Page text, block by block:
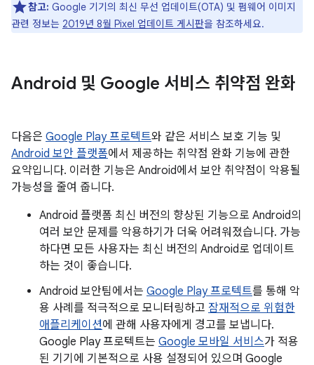
참고: Google 기기의 최신 무선 업데이트(OTA) 및 펌웨어 이미지
관련 정보는 2019년 8월 Pixel 업데이트 게시판을 참조하세요.
Android 및 Google 서비스 취약점 완화
다음은 Google Play 프로텍트와 같은 서비스 보호 기능 및
Android 보안 플랫폼에서 제공하는 취약점 완화 기능에 관한
요약입니다. 이러한 기능은 Android에서 보안 취약점이 악용될
가능성을 줄여 줍니다.
Android 플랫폼 최신 버전의 향상된 기능으로 Android의
여러 보안 문제를 악용하기가 더욱 어려워졌습니다. 가능
하다면 모든 사용자는 최신 버전의 Android로 업데이트
하는 것이 좋습니다.
Android 보안팀에서는 Google Play 프로텍트를 통해 악
용 사례를 적극적으로 모니터링하고 잠재적으로 위험한
애플리케이션에 관해 사용자에게 경고를 보냅니다.
Google Play 프로텍트는 Google 모바일 서비스가 적용
된 기기에 기본적으로 사용 설정되어 있으며 Google